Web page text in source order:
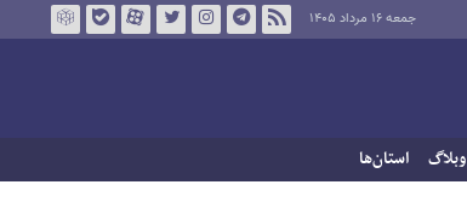
جمعه ۱۶ مرداد ۱۴۰۵
وبلاگ استان‌ها